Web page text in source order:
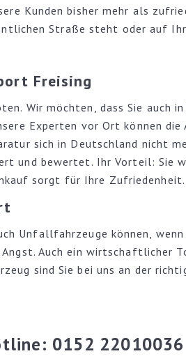
Kunden bisher mehr als
Straße steht oder auf
Freising
Wir möchten, dass Sie auch
Experten vor Ort können
sich in Deutschland nicht
und bewertet. Ihr Vorteil: Sie
sorgt für Ihre Zufriedenheit.
Unfallfahrzeuge können,
Auch ein wirtschaftlicher
sind Sie bei uns an der
0152 22010036